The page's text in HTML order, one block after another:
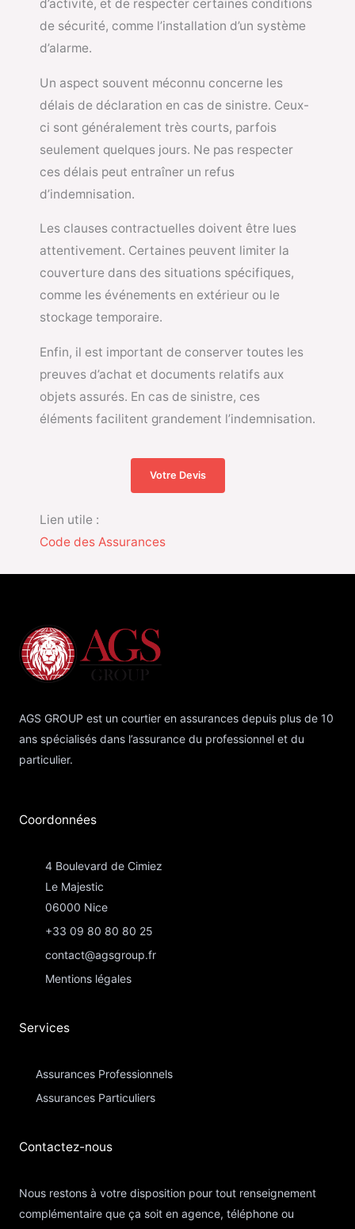
d’activité, et de respecter certaines conditions
de sécurité, comme l’installation d’un système
d’alarme.
Un aspect souvent méconnu concerne les
délais de déclaration en cas de sinistre. Ceux-
ci sont généralement très courts, parfois
seulement quelques jours. Ne pas respecter
ces délais peut entraîner un refus
d’indemnisation.
Les clauses contractuelles doivent être lues
attentivement. Certaines peuvent limiter la
couverture dans des situations spécifiques,
comme les événements en extérieur ou le
stockage temporaire.
Enfin, il est important de conserver toutes les
preuves d’achat et documents relatifs aux
objets assurés. En cas de sinistre, ces
éléments facilitent grandement l’indemnisation.
Votre Devis
Lien utile :
Code des Assurances
AGS GROUP est un courtier en assurances depuis plus de 10
ans spécialisés dans l’assurance du professionnel et du
particulier.
Coordonnées​
4 Boulevard de Cimiez
Le Majestic
06000 Nice
+33 09 80 80 80 25
contact@agsgroup.fr
Mentions légales
Services
Assurances Professionnels
Assurances Particuliers​
Contactez-nous​
Nous restons à votre disposition pour tout renseignement
complémentaire que ça soit en agence, téléphone ou